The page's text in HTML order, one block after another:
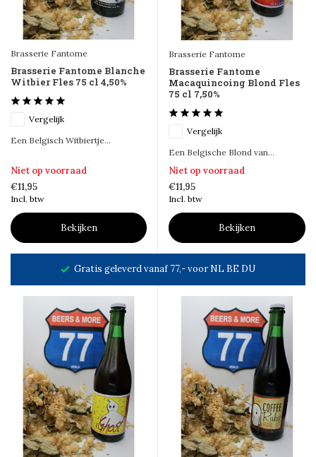
Brasserie Fantome
Brasserie Fantome Blanche
Witbier Fles 75 cl 4,50%
Vergelijk
Een Belgisch Witbiertje...
Niet op voorraad
€11,95
Incl. btw
Bekijken
Brasserie Fantome
Brasserie Fantome
Macaquincoing Blond Fles
75 cl 7,50%
Vergelijk
Een Belgische Blond van...
Niet op voorraad
€11,95
Incl. btw
Bekijken
Gratis geleverd vanaf 77,- voor NL BE DU